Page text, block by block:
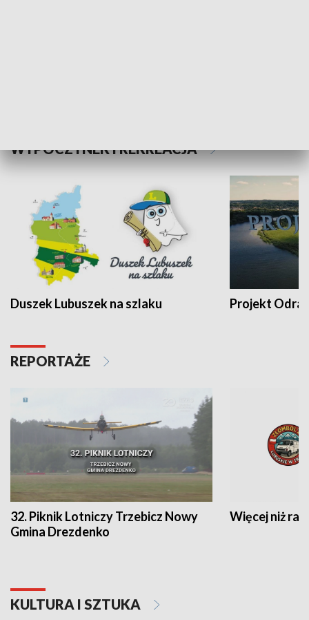
WYPOCZYNEK I REKREACJA
Duszek Lubuszek na szlaku Projekt Odra
REPORTAŻE
32. Piknik Lotniczy Trzebicz Nowy
Gmina Drezdenko
Więcej niż rajd
KULTURA I SZTUKA